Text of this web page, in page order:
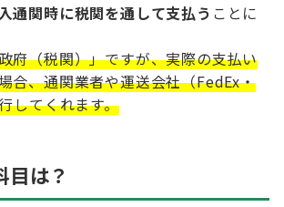
通関時に税関を通して支払う ことに
府（税関）」ですが、実際の支払い
合、通関業者や運送会社（FedEx・
してくれます。
目は？